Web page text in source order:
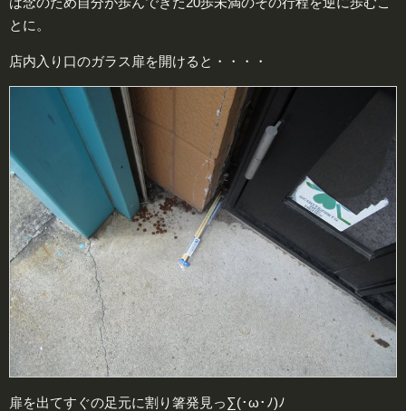
とに。
店内入り口のガラス扉を開けると・・・・
扉を出てすぐの足元に割り箸発見っ∑(･ω･ﾉ)ﾉ